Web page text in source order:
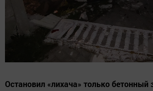
Остановил «лихача» только бетонный